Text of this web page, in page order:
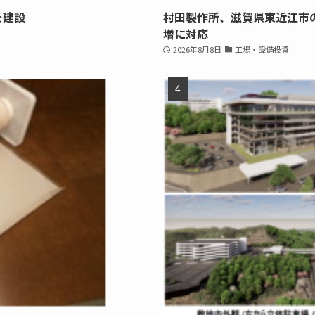
設
村田製作所、滋賀県東近江
増に対応
2026年8月8日 工場・設備投資